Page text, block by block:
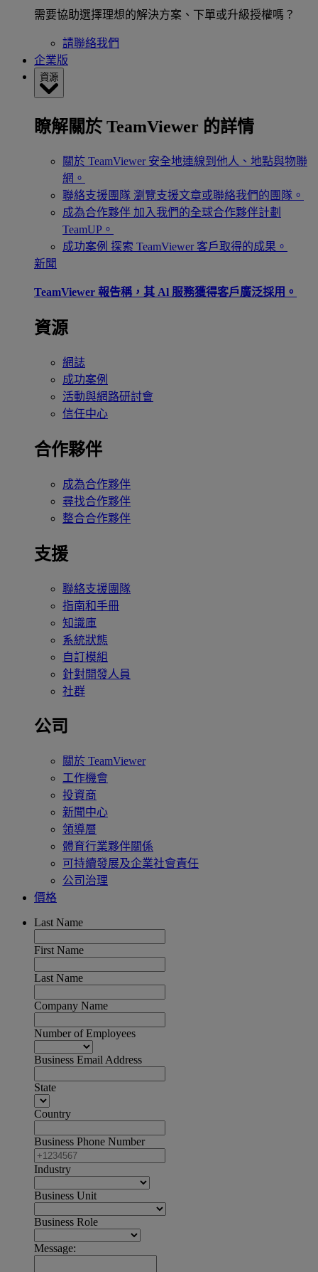
需要協助選擇理想的解決方案、下單或升級授權嗎？
請聯絡我們
企業版
資源
瞭解關於 TeamViewer 的詳情
關於 TeamViewer 安全地連線到他人、地點與物聯
網。
聯絡支援團隊 瀏覽支援文章或聯絡我們的團隊。
成為合作夥伴 加入我們的全球合作夥伴計劃
TeamUP。
成功案例 探索 TeamViewer 客戶取得的成果。
新聞
TeamViewer 報告稱，其 Al 服務獲得客戶廣泛採用。
資源
網誌
成功案例
活動與網路研討會
信任中心
合作夥伴
成為合作夥伴
尋找合作夥伴
整合合作夥伴
支援
聯絡支援團隊
指南和手冊
知識庫
系統狀態
自訂模組
針對開發人員
社群
公司
關於 TeamViewer
工作機會
投資商
新聞中心
領導層
體育行業夥伴關係
可持續發展及企業社會責任
公司治理
價格
Last Name
First Name
Last Name
Company Name
Number of Employees
Business Email Address
State
Country
Business Phone Number
Industry
Business Unit
Business Role
Message: